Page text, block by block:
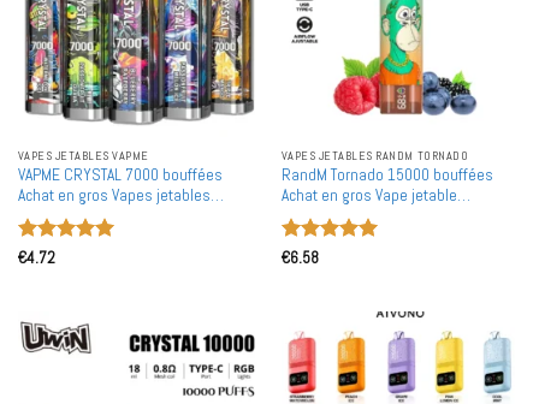
VAPES JETABLES VAPME
VAPME CRYSTAL 7000 bouffées
Achat en gros Vapes jetables
rechargeables en gros
Note
€4.72
VAPES JETABLES RANDM TORNADO
RandM Tornado 15000 bouffées
Achat en gros Vape jetable
rechargeable en gros
Note
€6.58